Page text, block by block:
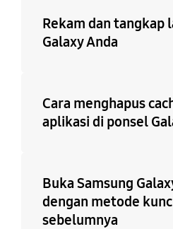
Rekam dan tangkap
Galaxy Anda
Cara menghapus
aplikasi di ponsel
Buka Samsung
dengan metode
sebelumnya